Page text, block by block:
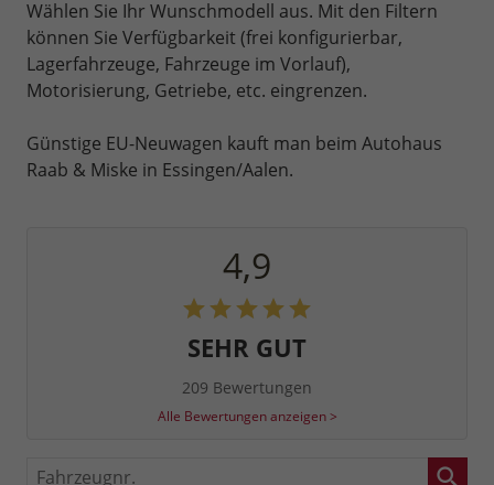
Wählen Sie Ihr Wunschmodell aus. Mit den Filtern
können Sie Verfügbarkeit (frei konfigurierbar,
Lagerfahrzeuge, Fahrzeuge im Vorlauf),
Motorisierung, Getriebe, etc. eingrenzen.
Günstige EU-Neuwagen kauft man beim Autohaus
Raab & Miske in Essingen/Aalen.
4,9
SEHR GUT
209 Bewertungen
Alle Bewertungen anzeigen >
Fahrzeugnr.